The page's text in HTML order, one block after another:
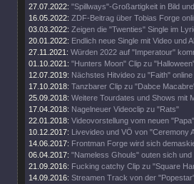
27.07.2022: "Spillways"-Großartigkeit in Bild
16.05.2022: ZDF-Beitrag über Tobias Forge
03.03.2022: Zeigen die "Twenties" Single im
20.01.2022: Endlich neue Single mit Video und
27.11.2021: Würden 2022 auf "Imperatour"
01.10.2021: "Hunters Moon" Clip zu
12.07.2019: Nächstes Hitvideo zu "Faith" online
17.10.2018: Tanzbarer Clip zu "Dabce
25.09.2018: Weitere Tourdates und Shows mit
17.04.2018: Nagelneuer Videoclip zu "Rats"
22.01.2018: Videovorstellung vom neuen "Papa"
10.12.2017: Livevideo und VÖ von "Ceremony
14.06.2017: Frontman Forge wird sich
06.04.2017: "Nameless Ghouls" outen sich und
21.09.2016: Fucking catchy Clip zu "Square
14.09.2016: Streamen Track von der